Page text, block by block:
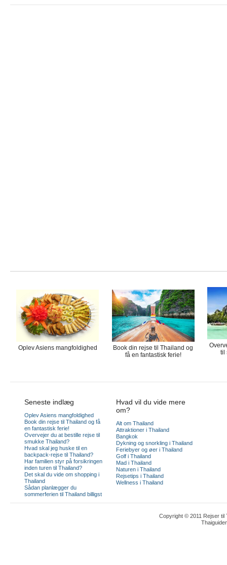
Oplev Asiens mangfoldighed
Book din rejse til Thailand og
få en fantastisk ferie!
til
Seneste indlæg
Oplev Asiens mangfoldighed
Book din rejse til Thailand og få
en fantastisk ferie!
Overvejer du at bestille rejse til
smukke Thailand?
Hvad skal jeg huske til en
backpack-rejse til Thailand?
Har familien styr på forsikringen
inden turen til Thailand?
Det skal du vide om shopping i
Thailand
Sådan planlægger du
sommerferien til Thailand billigst
Hvad vil du vide mere
om?
Alt om Thailand
Attraktioner i Thailand
Bangkok
Dykning og snorkling i Thailand
Feriebyer og øer i Thailand
Golf i Thailand
Mad i Thailand
Naturen i Thailand
Rejsetips i Thailand
Wellness i Thailand
Copyright © 2011 Rejser til